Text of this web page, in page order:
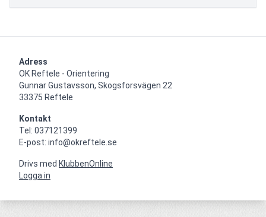
Adress
OK Reftele - Orientering
Gunnar Gustavsson, Skogsforsvägen 22
33375 Reftele
Kontakt
Tel: 037121399
E-post: info@okreftele.se
Drivs med KlubbenOnline
Logga in